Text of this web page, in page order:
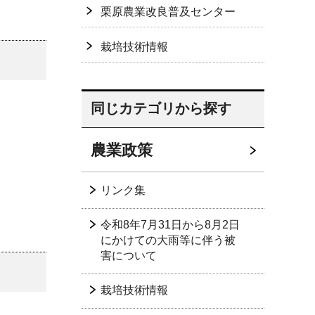
栗原農業改良普及センター
栽培技術情報
同じカテゴリから探す
農業政策
リンク集
令和8年7月31日から8月2日
にかけての大雨等に伴う被
害について
栽培技術情報